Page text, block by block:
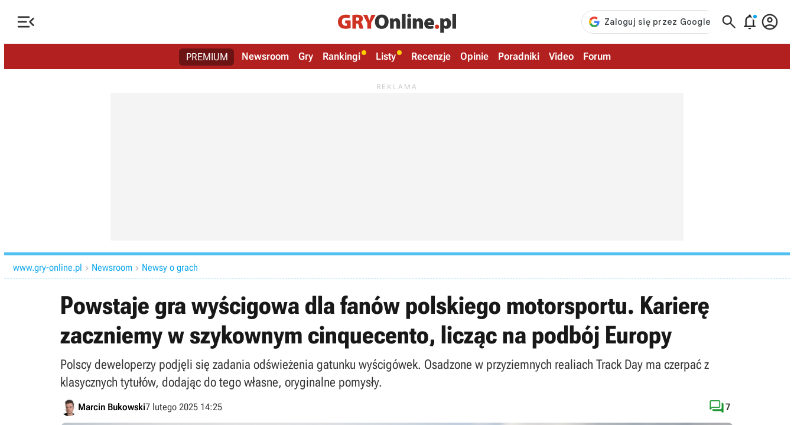
   
PREMIUM Newsroom Gry Rankingi Listy Recenzje Opinie Poradniki Video Forum
www.gry-online.pl  Newsroom  Newsy o grach
Powstaje gra wyścigowa dla fanów polskiego motorsportu. Karierę
zaczniemy w szykownym cinquecento, licząc na podbój Europy
Polscy deweloperzy podjęli się zadania odświeżenia gatunku wyścigówek. Osadzone w przyziemnych realiach Track Day ma czerpać z
klasycznych tytułów, dodając do tego własne, oryginalne pomysły.
Marcin Bukowski7 lutego 2025 14:25 7